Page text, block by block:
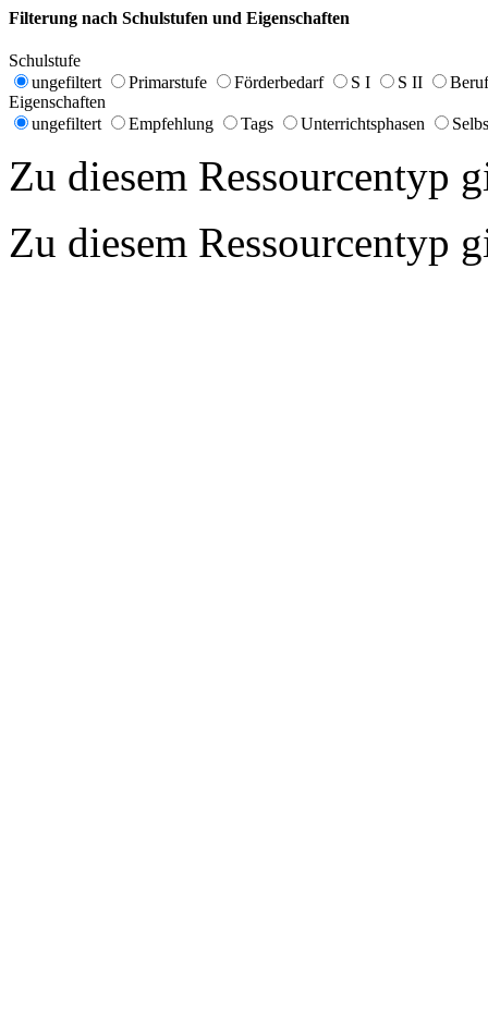
Filterung nach Schulstufen und Eigenschaften
Schulstufe
ungefiltert
Primarstufe Förderbedarf S I S II
Eigenschaften
ungefiltert
Empfehlung Tags Unterrichtsphasen
Zu diesem Ressourcentyp
Zu diesem Ressourcentyp